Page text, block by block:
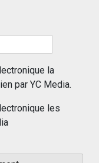
la
par YC Media.
les